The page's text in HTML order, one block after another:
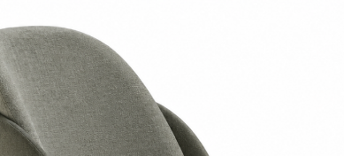
Mesas de Jantar
Sofás
Sofás Curvos e Orgânicos